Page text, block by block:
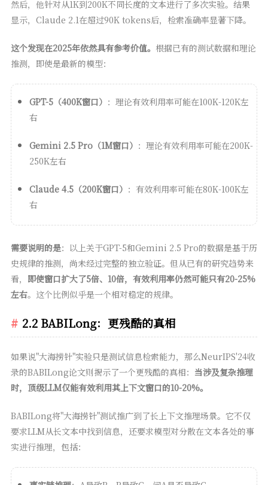
然后，他针对从1K到200K不同长度的文本进行了多次实验。结果
显示，Claude 2.1在超过90K tokens后，检索准确率显著下降。
这个发现在2025年依然具有参考价值。 根据已有的测试数据和理论
推测，即使是最新的模型：
GPT-5（400K窗口） ：理论有效利用率可能在100K-120K左
右
Gemini 2.5 Pro（1M窗口） ：理论有效利用率可能在200K-
250K左右
Claude 4.5（200K窗口） ：有效利用率可能在80K-100K左
右
需要说明的是：以上关于GPT-5和Gemini 2.5 Pro的数据是基于历
史规律的推测，尚未经过完整的独立验证。但从已有的研究趋势来
看， 即使窗口扩大了5倍、10倍，有效利用率仍然可能只有20-25%
左右。这个比例似乎是一个相对稳定的规律。
2.2 BABILong：更残酷的真相
如果说"大海捞针"实验只是测试信息检索能力，那么NeurIPS'24收
录的BABILong论文则揭示了一个更残酷的真相： 当涉及复杂推理
时，顶级LLM仅能有效利用其上下文窗口的10-20%。
BABILong将"大海捞针"测试推广到了长上下文推理场景。它不仅
要求LLM从长文本中找到信息，还要求模型对分散在文本各处的事
实进行推理，包括：